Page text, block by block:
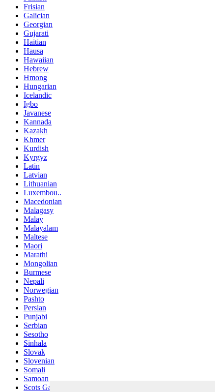
Frisian
Galician
Georgian
Gujarati
Haitian
Hausa
Hawaiian
Hebrew
Hmong
Hungarian
Icelandic
Igbo
Javanese
Kannada
Kazakh
Khmer
Kurdish
Kyrgyz
Latin
Latvian
Lithuanian
Luxembou..
Macedonian
Malagasy
Malay
Malayalam
Maltese
Maori
Marathi
Mongolian
Burmese
Nepali
Norwegian
Pashto
Persian
Punjabi
Serbian
Sesotho
Sinhala
Slovak
Slovenian
Somali
Samoan
Scots Gaelic